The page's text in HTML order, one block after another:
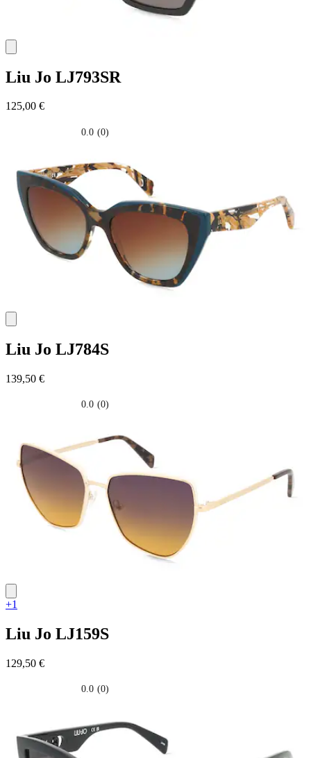
Liu Jo LJ793SR
125,00 €
0.0 (0)
stelle.
Liu Jo LJ784S
139,50 €
0.0 (0)
stelle.
+1
Liu Jo LJ159S
129,50 €
0.0 (0)
stelle.